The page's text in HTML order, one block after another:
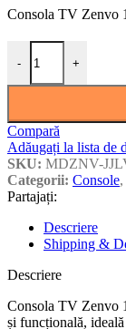
Consola TV Zenvo
-
Cantitate Consola
+
Compară
Adăugați la lista de
SKU: MDZNV-
Categorii: Console,
Partajați:
Descriere
Shipping &
Descriere
Consola TV Zenvo
și funcțională,